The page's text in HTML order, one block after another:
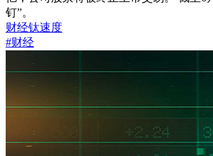
钉”。
财经钛速度
#财经